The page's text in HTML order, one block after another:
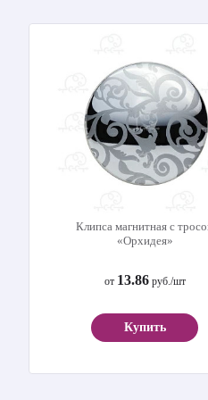
Клипса магнитная с
«Орхидея»
от 13.86руб./шт
Купить